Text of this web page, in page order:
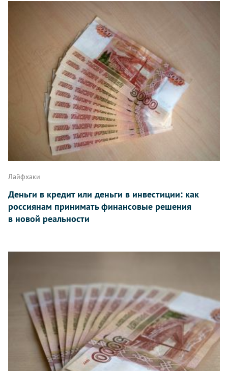
Лайфхаки
Деньги в кредит или деньги в инвестиции: как
россиянам принимать финансовые решения
в новой реальности